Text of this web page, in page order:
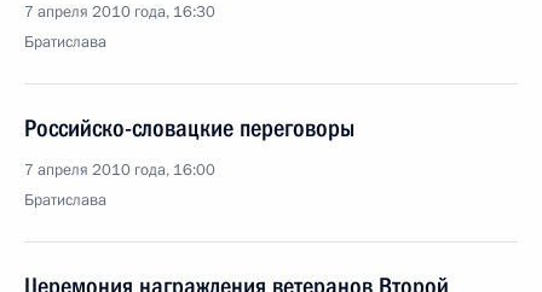
7 апреля 2010 года, 16:30
Братислава
Российско-словацкие переговоры
7 апреля 2010 года, 16:00
Братислава
Церемония награждения ветеранов Второй